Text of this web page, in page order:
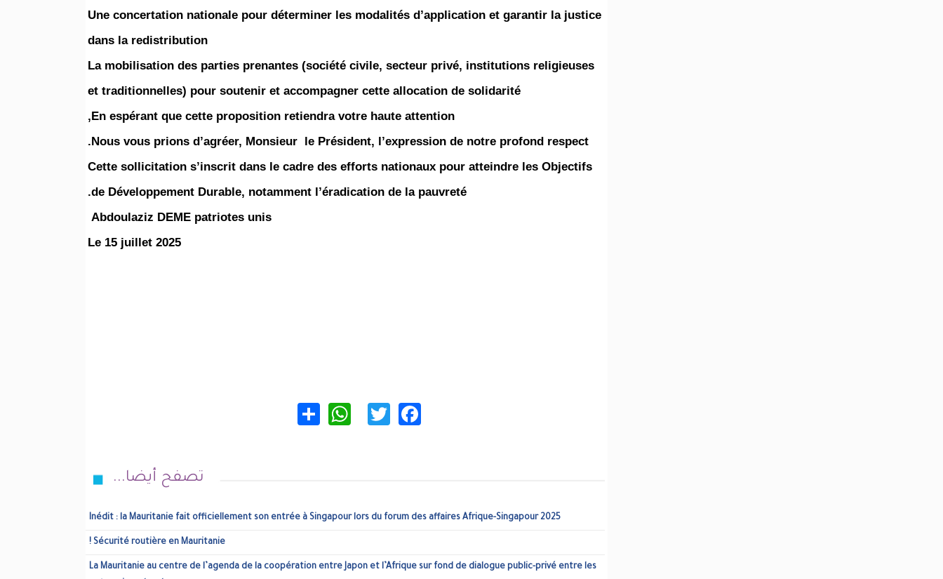
Une concertation nationale pour déterminer les modalités d’application et garantir la justice
dans la redistribution
La mobilisation des parties prenantes (société civile, secteur privé, institutions religieuses
et traditionnelles) pour soutenir et accompagner cette allocation de solidarité
En espérant que cette proposition retiendra votre haute attention,
Nous vous prions d’agréer, Monsieur le Président, l’expression de notre profond respect.
Cette sollicitation s’inscrit dans le cadre des efforts nationaux pour atteindre les Objectifs
de Développement Durable, notamment l’éradication de la pauvreté.
Abdoulaziz DEME patriotes unis
Le 15 juillet 2025
Facebook
Twitter
WhatsApp
تصفح أيضا...
Inédit : la Mauritanie fait officiellement son entrée à Singapour lors du forum des affaires Afrique-Singapour 2025
Sécurité routière en Mauritanie !
La Mauritanie au centre de l’agenda de la coopération entre Japon et l’Afrique sur fond de dialogue public-privé entre les